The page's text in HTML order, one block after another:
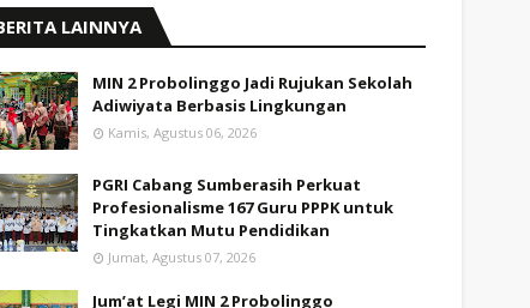
LAINNYA
MIN 2 Probolinggo Jadi Rujukan Sekolah
Adiwiyata Berbasis Lingkungan
Kamis, Agustus 06, 2026
PGRI Cabang Sumberasih Perkuat
Profesionalisme 167 Guru PPPK untuk
Tingkatkan Mutu Pendidikan
Jumat, Agustus 07, 2026
Jum’at Legi MIN 2 Probolinggo